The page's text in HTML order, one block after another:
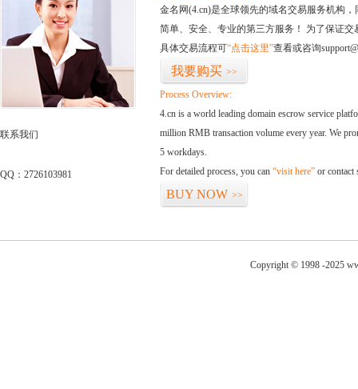
联系我们
QQ：2726103981
金名网(4.cn)是全球领先的域名交易服务机构
简单、安全、专业的第三方服务！ 为了保证
具体交易流程可“点击这里”查看或咨询
我要购买 >>
Process Overview:
4.cn is a world leading domain escrow service
million RMB transaction volume every year. We
5 workdays.
For detailed process, you can “visit here” or contact
BUY NOW >>
Copyright © 1998 -2025